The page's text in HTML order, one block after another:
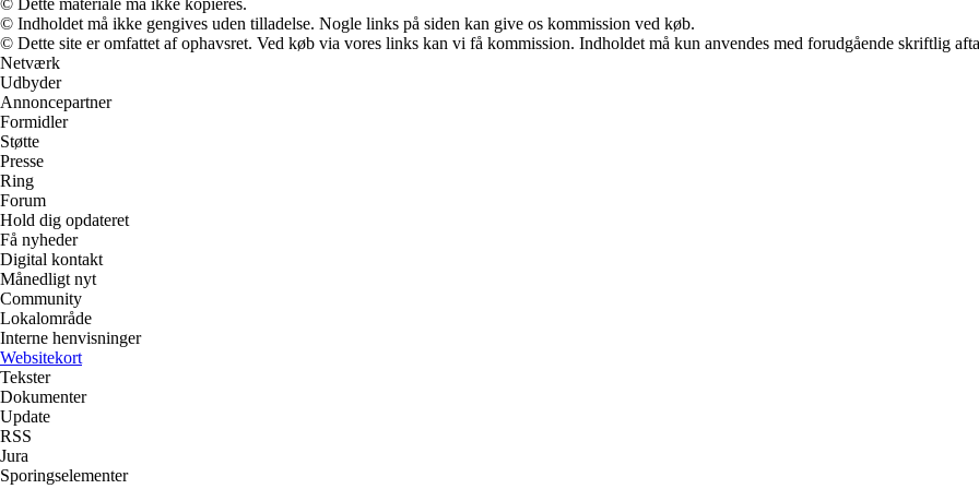
© Indholdet må ikke gengives uden tilladelse. Nogle links på siden kan give os kommission ved køb.
© Dette site er omfattet af ophavsret. Ved køb via vores links kan vi få kommission. Indholdet må kun anvendes med forudgående skriftlig
Netværk
Udbyder
Annoncepartner
Formidler
Støtte
Presse
Ring
Forum
Hold dig opdateret
Få nyheder
Digital kontakt
Månedligt nyt
Community
Lokalområde
Interne henvisninger
Websitekort
Tekster
Dokumenter
Update
RSS
Jura
Sporingselementer